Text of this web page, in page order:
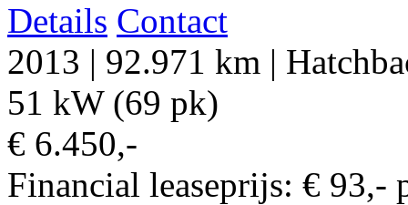
Details Contact
2013 | 92.971 km |
51 kW (69 pk)
€ 6.450,-
Financial leaseprijs: € 93,-